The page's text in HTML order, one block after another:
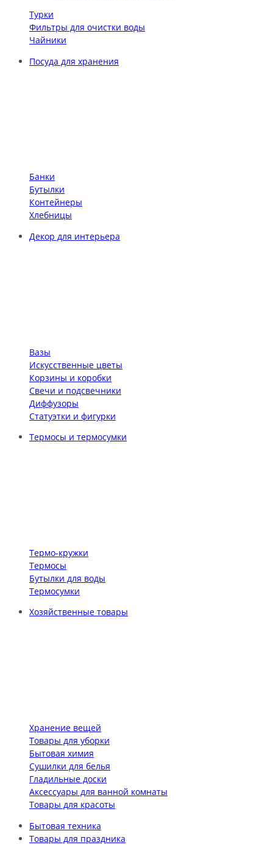
Турки
Фильтры для очистки воды
Чайники
Посуда для хранения
Банки
Бутылки
Контейнеры
Хлебницы
Декор для интерьера
Вазы
Искусственные цветы
Корзины и коробки
Свечи и подсвечники
Диффузоры
Статуэтки и фигурки
Термосы и термосумки
Термо-кружки
Термосы
Бутылки для воды
Термосумки
Хозяйственные товары
Хранение вещей
Товары для уборки
Бытовая химия
Сушилки для белья
Гладильные доски
Аксессуары для ванной комнаты
Товары для красоты
Бытовая техника
Товары для праздника